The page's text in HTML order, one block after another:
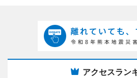
アクセスラン